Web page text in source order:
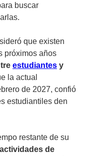
buscar
que existen
próximos años
estudiantes y
la actual
de 2027, confió
estudiantiles den
restante de su
actividades de